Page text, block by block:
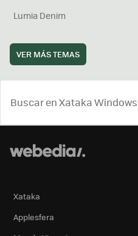
Lumia Denim
VER MÁS TEMAS
Xataka
Applesfera